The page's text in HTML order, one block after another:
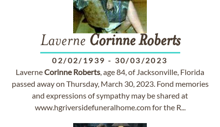
Laverne Corinne Roberts
02/02/1939 - 30/03/2023
LaverneCorinne Roberts, age 84, of Jacksonville, Florida
passed away on Thursday, March 30, 2023. Fond memories
and expressions of sympathy may be shared at
www.hgriversidefuneralhome.com for the R...